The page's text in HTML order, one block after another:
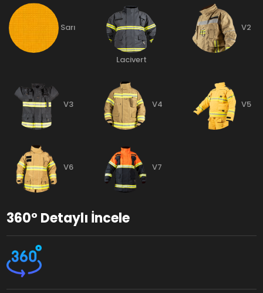
Sarı
Lacivert
V2
V3 V4 V5
V6 V7
360° Detaylı İncele